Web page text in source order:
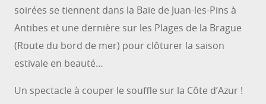
soirées se tiennent dans la Baie de Juan-les-Pins à
Antibes et une dernière sur les Plages de la Brague
(Route du bord de mer) pour clôturer la saison
estivale en beauté…
Un spectacle à couper le souffle sur la Côte d’Azur !